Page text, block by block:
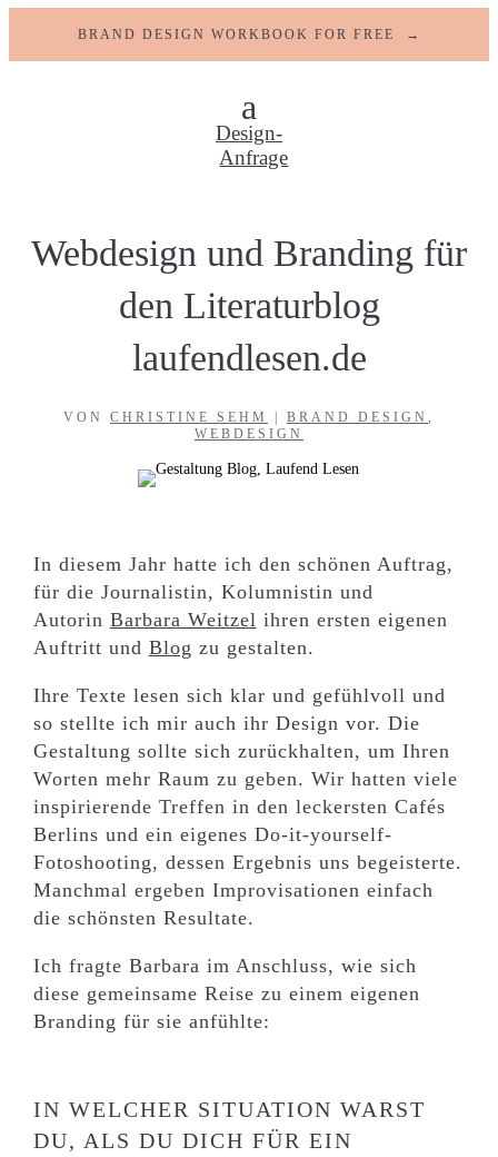
BRAND DESIGN WORKBOOK FOR FREE →
Design-
Anfrage
Webdesign und Branding für
den Literaturblog
laufendlesen.de
VON CHRISTINE SEHM | BRAND DESIGN
WEBDESIGN
In diesem Jahr hatte ich den schönen Auftrag,
für die Journalistin, Kolumnistin und
Autorin Barbara Weitzel ihren ersten eigenen
Auftritt und Blog zu gestalten.
Ihre Texte lesen sich klar und gefühlvoll und
so stellte ich mir auch ihr Design vor. Die
Gestaltung sollte sich zurückhalten, um Ihren
Worten mehr Raum zu geben. Wir hatten viele
inspirierende Treffen in den leckersten Cafés
Berlins und ein eigenes Do-it-yourself-
Fotoshooting, dessen Ergebnis uns begeisterte.
Manchmal ergeben Improvisationen einfach
die schönsten Resultate.
Ich fragte Barbara im Anschluss, wie sich
diese gemeinsame Reise zu einem eigenen
Branding für sie anfühlte:
IN WELCHER SITUATION WARST
DU, ALS DU DICH FÜR EIN